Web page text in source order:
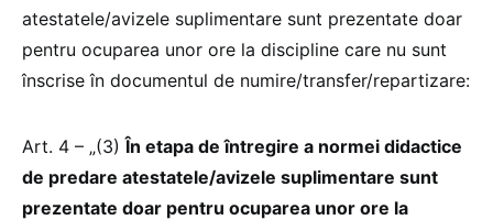
atestatele/avizele suplimentare sunt prezentate doar
pentru ocuparea unor ore la discipline care nu sunt
înscrise în documentul de numire/transfer/repartizare:
Art. 4 – „(3)În etapa de întregire a normei didactice
de predare atestatele/avizele suplimentare sunt
prezentate doar pentru ocuparea unor ore la